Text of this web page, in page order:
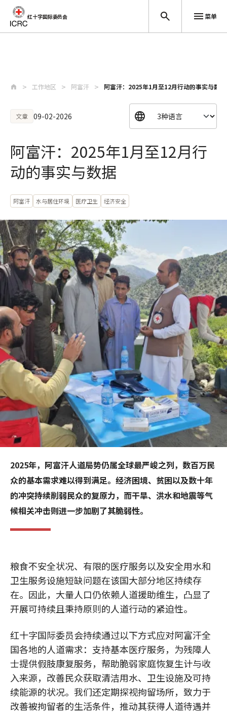
红十字国际委员会 菜单
工作地区 阿富汗 阿富汗：2025年1月至12月行动的事实与数据
文章 09-02-2026
阿富汗：2025年1月至12月行
动的事实与数据
阿富汗 水与居住环境 医疗卫生 经济安全
2025年，阿富汗人道局势仍属全球最严峻之列，数百万民
众的基本需求难以得到满足。经济困境、贫困以及数十年
的冲突持续削弱民众的复原力，而干旱、洪水和地震等气
候相关冲击则进一步加剧了其脆弱性。
粮食不安全状况、有限的医疗服务以及安全用水和
卫生服务设施短缺问题在该国大部分地区持续存
在。因此，大量人口仍依赖人道援助维生，凸显了
开展可持续且秉持原则的人道行动的紧迫性。
红十字国际委员会持续通过以下方式应对阿富汗全
国各地的人道需求：支持基本医疗服务，为残障人
士提供假肢康复服务，帮助脆弱家庭恢复生计与收
入来源，改善民众获取清洁用水、卫生设施及可持
续能源的状况。我们还定期探视拘留场所，致力于
改善被拘留者的生活条件，推动其获得人道待遇并